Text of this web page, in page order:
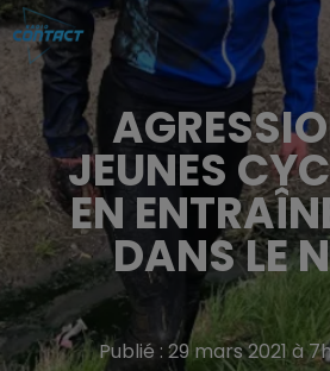
JEUNES
EN
DANS LE
Publié : 29 mars 2021 à